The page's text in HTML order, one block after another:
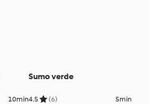
10min
Sumo verde
4.5 (6) 5min